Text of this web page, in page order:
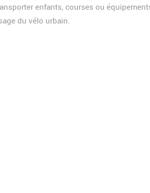
enfants, courses ou
du vélo urbain.